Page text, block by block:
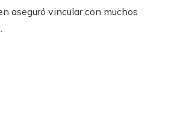
aseguró vincular con muchos